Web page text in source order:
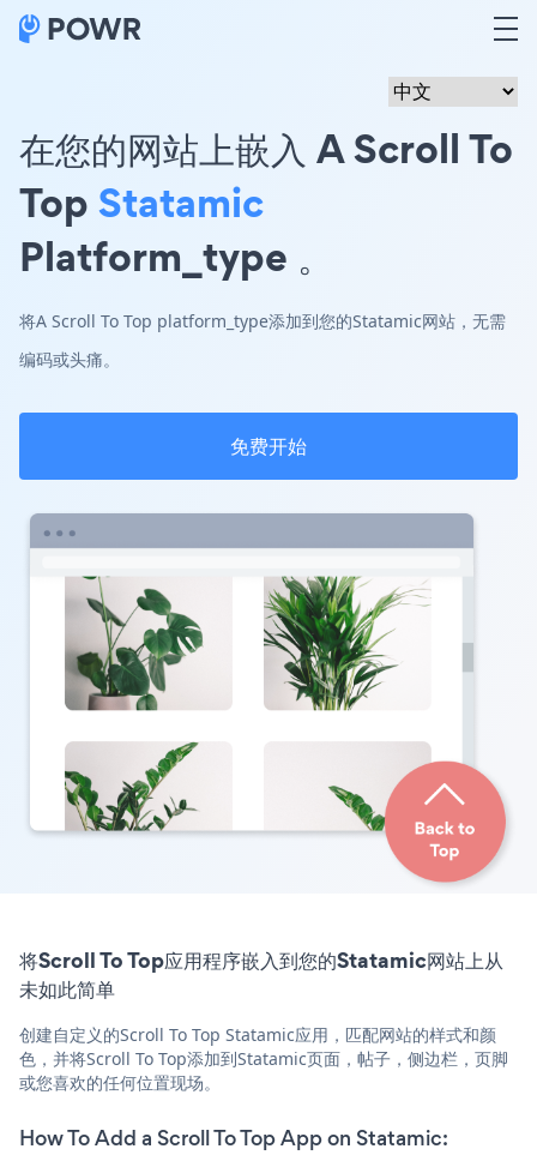
在您的网站上嵌入 A Scroll To
TopStatamic
Platform_type 。
将A Scroll To Top platform_type添加到您的Statamic网站，无需
编码或头痛。
免费开始
将Scroll To Top应用程序嵌入到您的Statamic网站上从
未如此简单
创建自定义的Scroll To Top Statamic应用，匹配网站的样式和颜
色，并将Scroll To Top添加到Statamic页面，帖子，侧边栏，页脚
或您喜欢的任何位置现场。
How To Add a Scroll To Top App on Statamic: